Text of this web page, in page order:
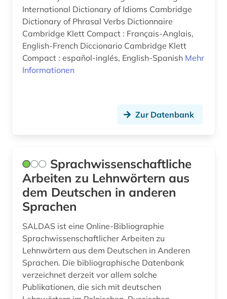
slowenisch (3)
sorbisch (1)
tschechisch (4)
ukrainisch (2)
ungarisch (3)
vietnamesisch (1)
weißrussisch (2)
wörterbuch (11)
International Dictionary of Idioms Cambridge
Dictionary of Phrasal Verbs Dictionnaire
Cambridge Klett Compact : Français-Anglais,
English-French Diccionario Cambridge Klett
Compact : español-inglés, English-Spanish Mehr
Informationen
Zur Datenbank
Sprachwissenschaftliche
Arbeiten zu Lehnwörtern aus
dem Deutschen in anderen
Sprachen
SALDAS ist eine Online-Bibliographie
Sprachwissenschaftlicher Arbeiten zu
Lehnwörtern aus dem Deutschen in Anderen
Sprachen. Die bibliographische Datenbank
verzeichnet derzeit vor allem solche
Publikationen, die sich mit deutschen